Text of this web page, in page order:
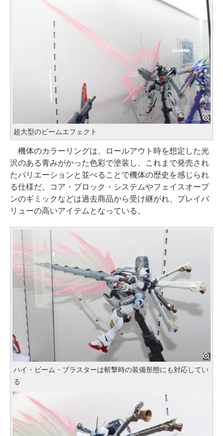
超大型のビームエフェクト
機体のカラーリングは、ロールアウト時を想定した光
沢のある青みがかった色彩で塗装し、これまで発売され
たバリエーションと並べることで機体の歴史を感じられ
る仕様だ。コア・ブロック・システムやフェイスオープ
ンのギミックなどは過去商品から受け継がれ、プレイバ
リューの高いアイテムとなっている。
ハイ・ビーム・ブラスターは斬撃時の装備形態にも対応してい
る